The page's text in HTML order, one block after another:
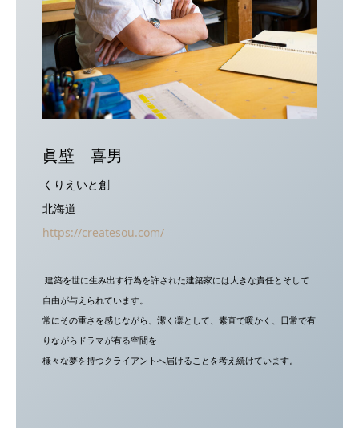
眞壁 喜男
くりえいと創
北海道
https://createsou.com/
建築を世に生み出す行為を許された建築家には大きな責任とそして
自由が与えられています。
常にその重さを感じながら、潔く凛として、素直で暖かく、日常で有
りながらドラマが有る空間を
様々な夢を持つクライアントへ届けることを考え続けています。